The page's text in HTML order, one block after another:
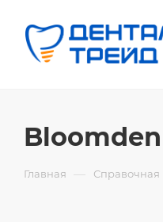
Bloomden
Главная —